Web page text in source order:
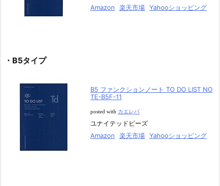
Amazon
楽天市場 Yahooショッピング
・B5タイプ
B5 ファンクションノート TO DO LIST NO
TE-B5F-11
posted with カエレバ
ユナイテッドビーズ
Amazon
楽天市場 Yahooショッピング